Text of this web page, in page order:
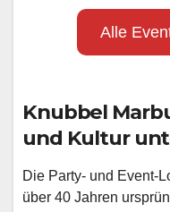
Alle
Knubbel
und Kultur
Die Party- und Event-
über 40 Jahren